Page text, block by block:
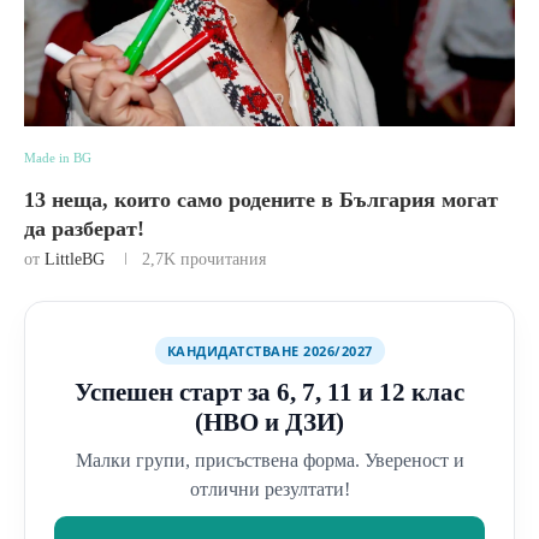
Made in BG
13 неща, които само родените в България могат
да разберат!
от LittleBG 2,7K прочитания
КАНДИДАТСТВАНЕ 2026/2027
Успешен старт за 6, 7, 11 и 12 клас
(НВО и ДЗИ)
Малки групи, присъствена форма. Увереност и
отлични резултати!